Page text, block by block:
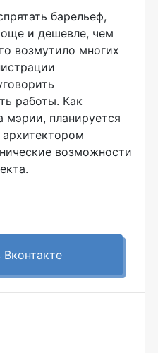
барельеф,
и дешевле, чем
возмутило многих
работы. Как
мэрии, планируется
возможности
Вконтакте